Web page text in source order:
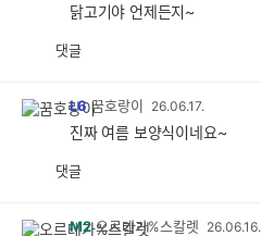
닭고기야 언제든지~
댓글
L6 꿈호랑이 26.06.17.
진짜 여름 보양식이네요~
댓글
M2 오르테가%스칼렛 26.06.16.